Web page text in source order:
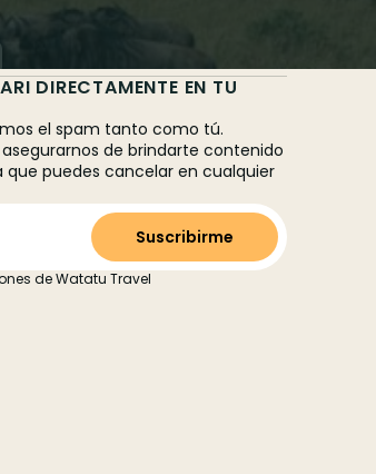
DIRECTAMENTE EN TU
el spam tanto como tú.
de brindarte contenido
que puedes cancelar en cualquier
de Watatu Travel